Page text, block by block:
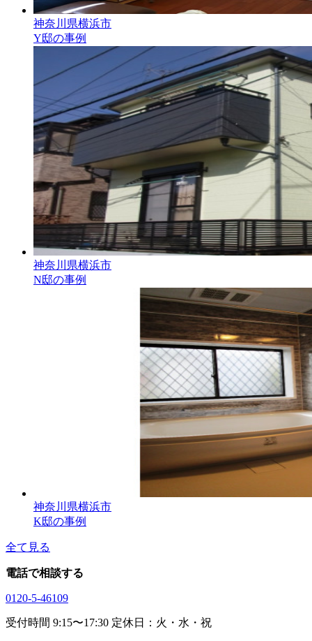
神奈川県横浜市
Y邸の事例
神奈川県横浜市
N邸の事例
神奈川県横浜市
K邸の事例
全て見る
電話で相談する
0120-5-46109
受付時間 9:15〜17:30 定休日：火・水・祝